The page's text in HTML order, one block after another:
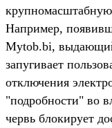
Например,
Mytob.bi,
запугивает
отключения
"подробности" во
червь блокирует